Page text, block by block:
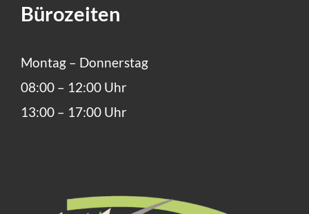
Bürozeiten
Montag – Donnerstag
08:00 – 12:00 Uhr
13:00 – 17:00 Uhr